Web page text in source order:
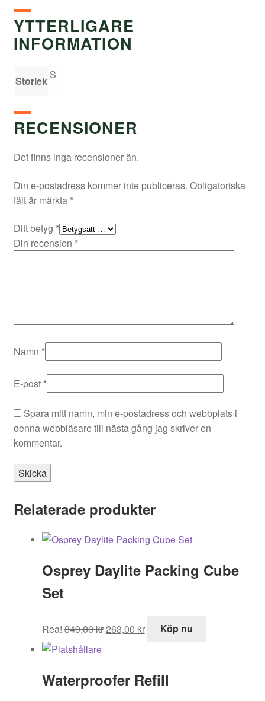
YTTERLIGARE
INFORMATION
Storlek S
RECENSIONER
Det finns inga recensioner än.
Din e-postadress kommer inte publiceras. Obligatoriska
fält är märkta *
Ditt betyg *
Din recension *
Namn *
E-post *
Spara mitt namn, min e-postadress och webbplats i
denna webbläsare till nästa gång jag skriver en
kommentar.
Relaterade produkter
Osprey Daylite Packing Cube
Set
Rea! 349,00kr
ursprungliga
349,00 kr.
263,00 kr
nuvarande
263,00 kr.
Köp nu
Waterproofer Refill